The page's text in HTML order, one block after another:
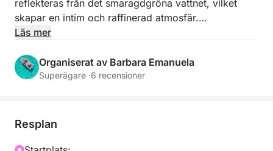
reflekteras från det smaragdgröna vattnet, vilket
skapar en intim och raffinerad atmosfär.
över skärgårdens vackraste öar. Granitklipporna är
färgade i guld och orange, medan havet blir lugnt
i det lugna vattnet.
Läs mer
Organiserat av Barbara Emanuela
Superägare ·6 recensioner
Resplan